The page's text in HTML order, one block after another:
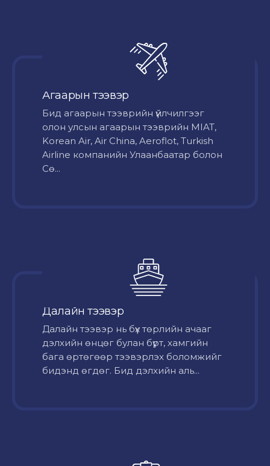
Агаарын тээвэр
Бид агаарын тээврийн үйлчилгээг
олон улсын агаарын тээврийн MIAT,
Korean Air, Air China, Aeroflot, Turkish
Airline компанийн Улаанбаатар болон
Сө...
Далайн тээвэр
Далайн тээвэр нь бүх төрлийн ачааг
дэлхийн өнцөг булан бүрт, хамгийн
бага өртөгөөр тээвэрлэх боломжийг
бидэнд өгдөг. Бид дэлхийн аль...